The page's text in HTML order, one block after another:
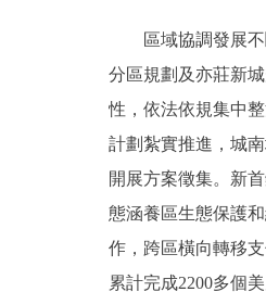
區域協調發展不
分區規劃及亦莊新
性，依法依規集中
計劃紮實推進，城
開展方案徵集。新
態涵養區生態保護
作，跨區橫向轉移
累計完成2200多個